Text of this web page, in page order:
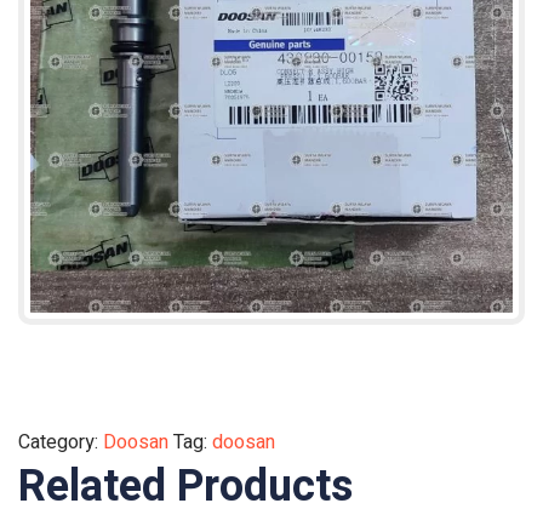
Category: DoosanTag: doosan
Related Products